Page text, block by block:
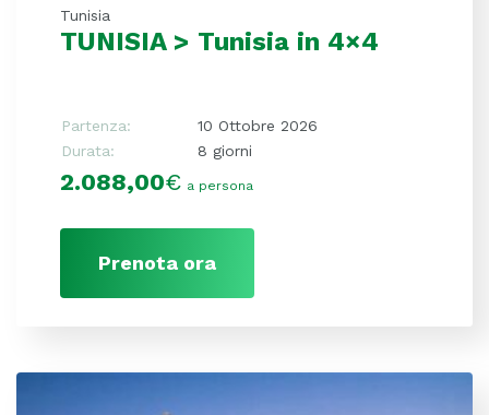
Tunisia
TUNISIA > Tunisia in 4×4
Partenza:
10 Ottobre 2026
Durata:
8 giorni
2.088,00€ a persona
Prenota ora